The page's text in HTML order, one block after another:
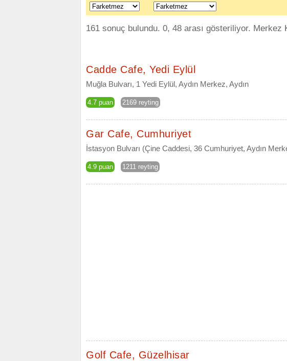
161 sonuç bulundu. 0, 48 arası gösteriliyor. Merkez
Cadde Cafe, Yedi Eylül
Muğla Bulvarı, 1 Yedi Eylül, Aydın Merkez, Aydın
4.7 puan 2169 reyting
Gar Cafe, Cumhuriyet
İstasyon Bulvarı (Çine Caddesi, 36 Cumhuriyet, Aydın
4.9 puan 1211 reyting
Golf Cafe, Güzelhisar